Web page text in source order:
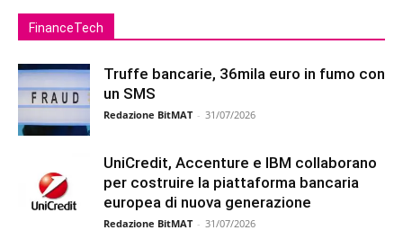
FinanceTech
Truffe bancarie, 36mila euro in fumo con
un SMS
Redazione BitMAT - 31/07/2026
UniCredit, Accenture e IBM collaborano
per costruire la piattaforma bancaria
europea di nuova generazione
Redazione BitMAT - 31/07/2026